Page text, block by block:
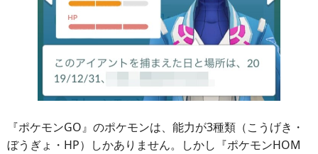
『ポケモンGO』のポケモンは、能力が3種類（こうげき・
ぼうぎょ・HP）しかありません。しかし『ポケモンHOM